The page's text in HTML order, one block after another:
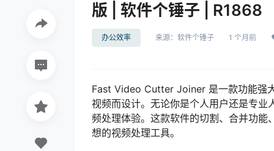
版 | 软件个锤子 | R1868
办公效率 来源： 软件个锤子 1 个月前
Fast Video Cutter Joiner 是一款功能强
视频而设计。无论你是个人用户还是专
频处理体验。这款软件的切割、合并功
想的视频处理工具。